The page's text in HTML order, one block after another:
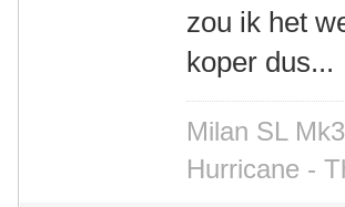
zou ik het
koper dus...
Milan SL
Hurricane -